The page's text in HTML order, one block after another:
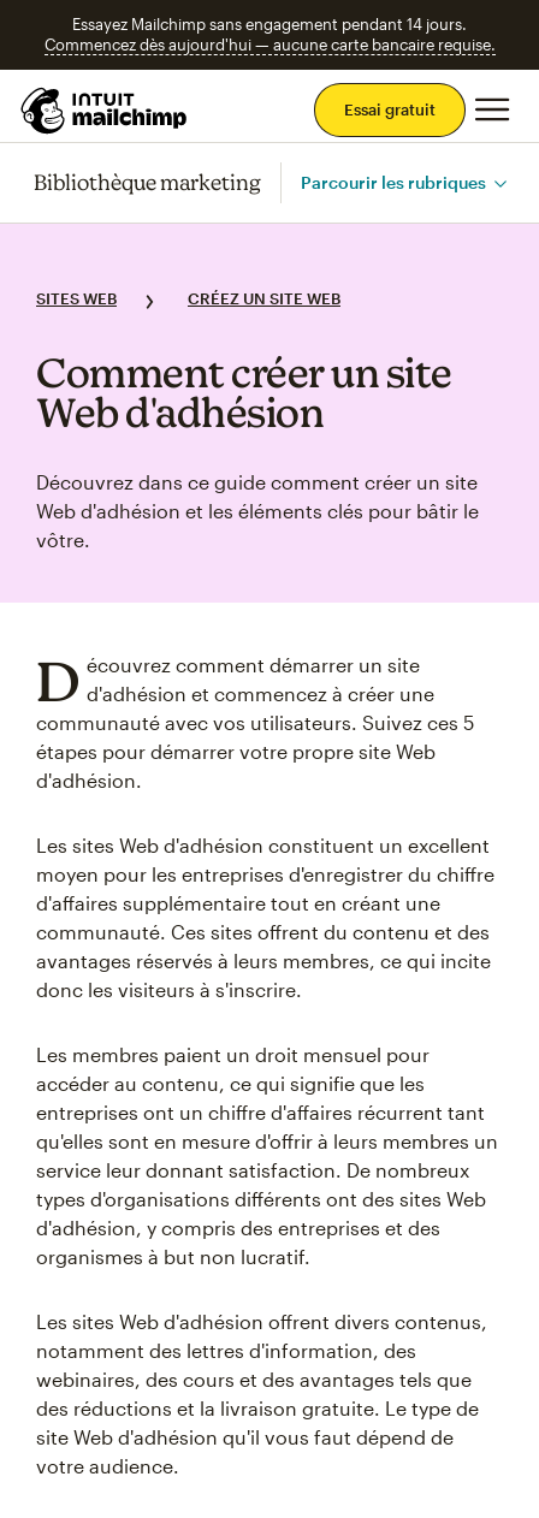
Essayez Mailchimp sans engagement pendant 14 jours.
Commencez dès aujourd'hui — aucune carte bancaire requise.
Essai gratuit
Bibliothèque marketing Parcourir les rubriques
SITES WEB CRÉEZ UN SITE WEB
Comment créer un site
Web d'adhésion
Découvrez dans ce guide comment créer un site
Web d'adhésion et les éléments clés pour bâtir le
vôtre.
D écouvrez comment démarrer un site
d'adhésion et commencez à créer une
communauté avec vos utilisateurs. Suivez ces 5
étapes pour démarrer votre propre site Web
d'adhésion.
Les sites Web d'adhésion constituent un excellent
moyen pour les entreprises d'enregistrer du chiffre
d'affaires supplémentaire tout en créant une
communauté. Ces sites offrent du contenu et des
avantages réservés à leurs membres, ce qui incite
donc les visiteurs à s'inscrire.
Les membres paient un droit mensuel pour
accéder au contenu, ce qui signifie que les
entreprises ont un chiffre d'affaires récurrent tant
qu'elles sont en mesure d'offrir à leurs membres un
service leur donnant satisfaction. De nombreux
types d'organisations différents ont des sites Web
d'adhésion, y compris des entreprises et des
organismes à but non lucratif.
Les sites Web d'adhésion offrent divers contenus,
notamment des lettres d'information, des
webinaires, des cours et des avantages tels que
des réductions et la livraison gratuite. Le type de
site Web d'adhésion qu'il vous faut dépend de
votre audience.